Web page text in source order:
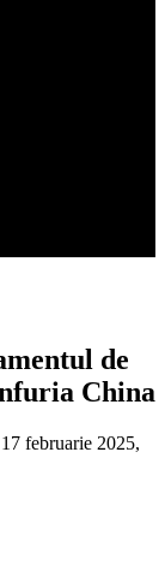
de
China
februarie 2025,